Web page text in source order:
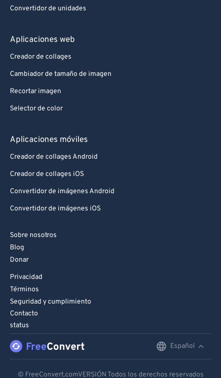
Convertidor de unidades
Aplicaciones web
Creador de collages
Cambiador de tamaño de imagen
Recortar imagen
Selector de color
Aplicaciones móviles
Creador de collages Android
Creador de collages iOS
Convertidor de imágenes Android
Convertidor de imágenes iOS
Sobre nosotros
Blog
Donar
Privacidad
Términos
Seguridad y cumplimiento
Contacto
status
Español
© FreeConvert.comVERSIÓN Todos los derechos reservados